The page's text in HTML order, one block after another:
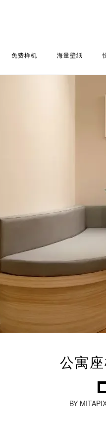
免费样机 海量壁纸
公寓
BY